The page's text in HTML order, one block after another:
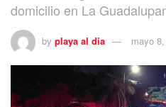
domicilio en La
by playa al dia mayo